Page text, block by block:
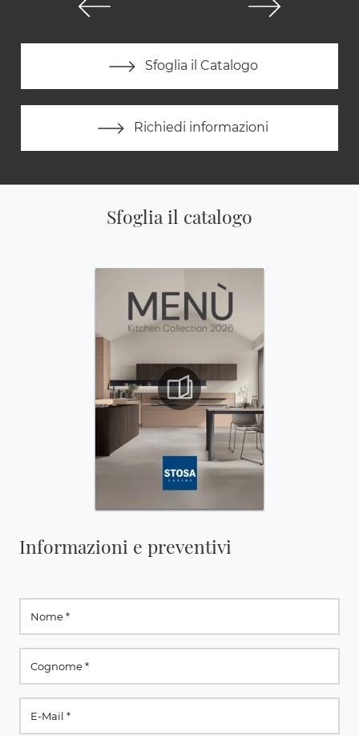
Sfoglia il Catalogo
Richiedi informazioni
Sfoglia il catalogo
Informazioni e preventivi